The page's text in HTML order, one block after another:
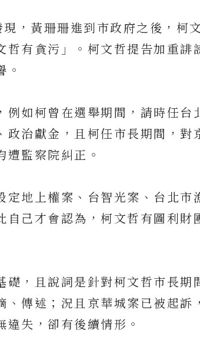
，黃珊珊進到市政府之後，柯
有貪污」。柯文哲提告加重誹
如柯曾在選舉期間，請時任台
治獻金，且柯任市長期間，對
監察院糾正。
地上權案、台智光案、台北市
己才會認為，柯文哲有圖利財
，且說詞是針對柯文哲市長期
傳述；況且京華城案已被起訴
失，卻有後續情形。